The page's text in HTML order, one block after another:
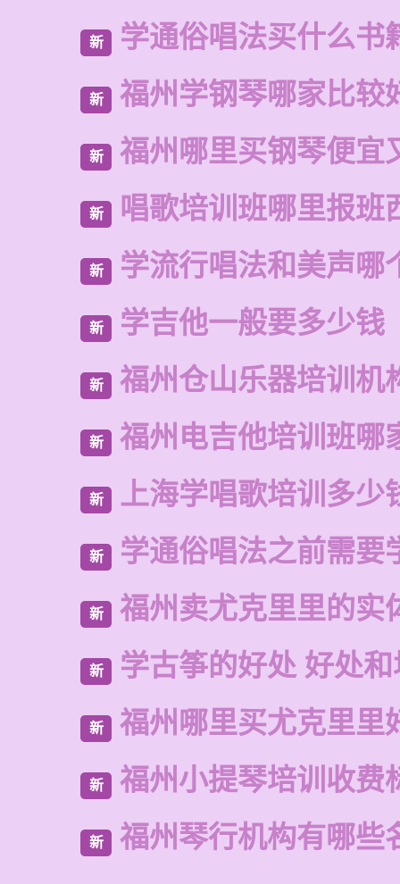
新 学通俗唱法买什么书
新 福州学钢琴哪家比较
新 福州哪里买钢琴便宜
新 唱歌培训班哪里报班
新 学流行唱法和美声哪
新 学吉他一般要多少钱
新 福州仓山乐器培训机
新 福州电吉他培训班哪
新 上海学唱歌培训多少
新 学通俗唱法之前需要
新 福州卖尤克里里的实
新 学古筝的好处 好处
新 福州哪里买尤克里里
新 福州小提琴培训收费
新 福州琴行机构有哪些